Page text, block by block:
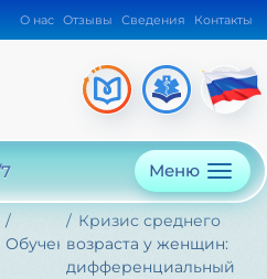
О нас Отзывы Сведения Контакты
Меню
Обучение
Кризис среднего
возраста у женщин:
дифференциальный